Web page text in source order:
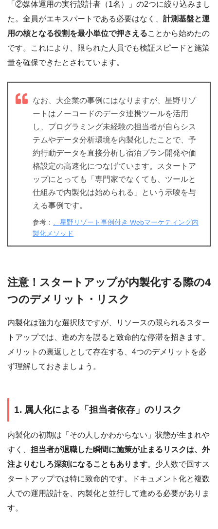
「②媒体運用の実行設計者（1名）」の2つに絞り込みまし
た。全員がエキスパートである必要はなく、 計測基盤と運
用の核となる役割を最小単位で押さえることから始めたの
です。これにより、限られた人員でも検証スピードと施策
量を確保できたとされています。
なお、大企業の事例にはなりますが、星野リゾ
ートはノーコードのデータ連携ツールを活用
し、プログラミング未経験の担当者が自らシス
テムやデータ分析環境を内製化したことで、予
約行動データを直接分析し宿泊プラン開発や価
格設定の高速化につなげています。スタートア
ップにとっても「専門家でなくても、ツールと
仕組みで内製化は始められる」という示唆を与
える事例です。
参考： 、 星野リゾート事例付き Webマーケティング内
製化メソッド
注意！スタートアップが内製化する際の4
つのデメリット・リスク
内製化は強力な選択肢ですが、リソースの限られるスター
トアップでは、進め方を誤ると致命的な停滞を招きます。
メリットの裏返しとして存在する、4つのデメリットを必
ず理解しておきましょう。
1. 属人化による「担当者依存」のリスク
内製化の初期は「その人しかわからない」状態が生まれや
すく、 担当者が退職した瞬間に施策が止まるリスクは、外
注よりむしろ深刻になることもあります。少人数で回すス
タートアップでは特に致命的です。ドキュメント化と複数
人での運用設計を、内製化と並行して進める必要がありま
す。